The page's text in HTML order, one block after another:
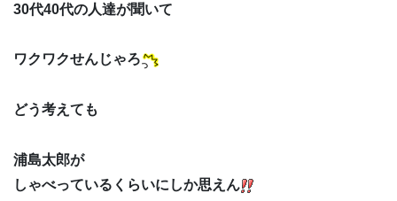
30代40代の人達が聞いて
ワクワクせんじゃろ
どう考えても
浦島太郎が
しゃべっているくらいにしか思えん